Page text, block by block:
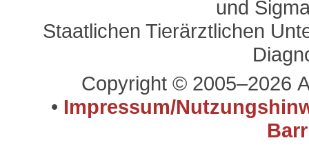
und
Staatlichen Tierärztlichen
Copyright © 2005–2026
• Impressum/